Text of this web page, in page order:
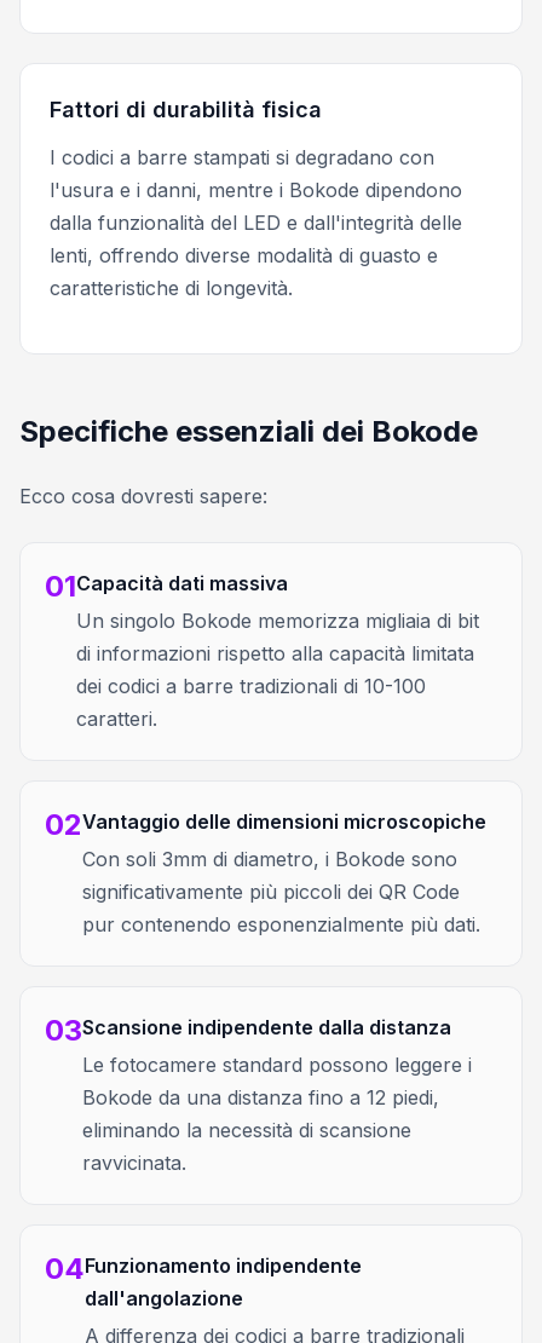
Fattori di durabilità fisica
I codici a barre stampati si degradano con
l'usura e i danni, mentre i Bokode dipendono
dalla funzionalità del LED e dall'integrità delle
lenti, offrendo diverse modalità di guasto e
caratteristiche di longevità.
Specifiche essenziali dei Bokode
Ecco cosa dovresti sapere:
01Capacità dati massiva
Un singolo Bokode memorizza migliaia di bit
di informazioni rispetto alla capacità limitata
dei codici a barre tradizionali di 10-100
caratteri.
02Vantaggio delle dimensioni microscopiche
Con soli 3mm di diametro, i Bokode sono
significativamente più piccoli dei QR Code
pur contenendo esponenzialmente più dati.
03Scansione indipendente dalla distanza
Le fotocamere standard possono leggere i
Bokode da una distanza fino a 12 piedi,
eliminando la necessità di scansione
ravvicinata.
04Funzionamento indipendente
dall'angolazione
A differenza dei codici a barre tradizionali